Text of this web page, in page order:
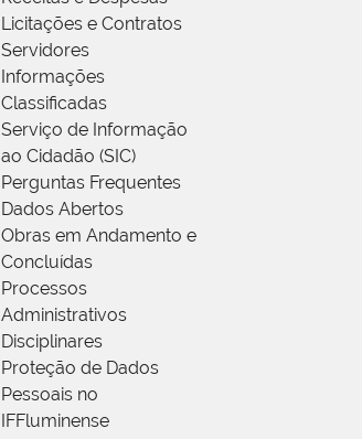
Licitações e Contratos
Servidores
Informações
Classificadas
Serviço de Informação
ao Cidadão (SIC)
Perguntas Frequentes
Dados Abertos
Obras em Andamento e
Concluídas
Processos
Administrativos
Disciplinares
Proteção de Dados
Pessoais no
IFFluminense